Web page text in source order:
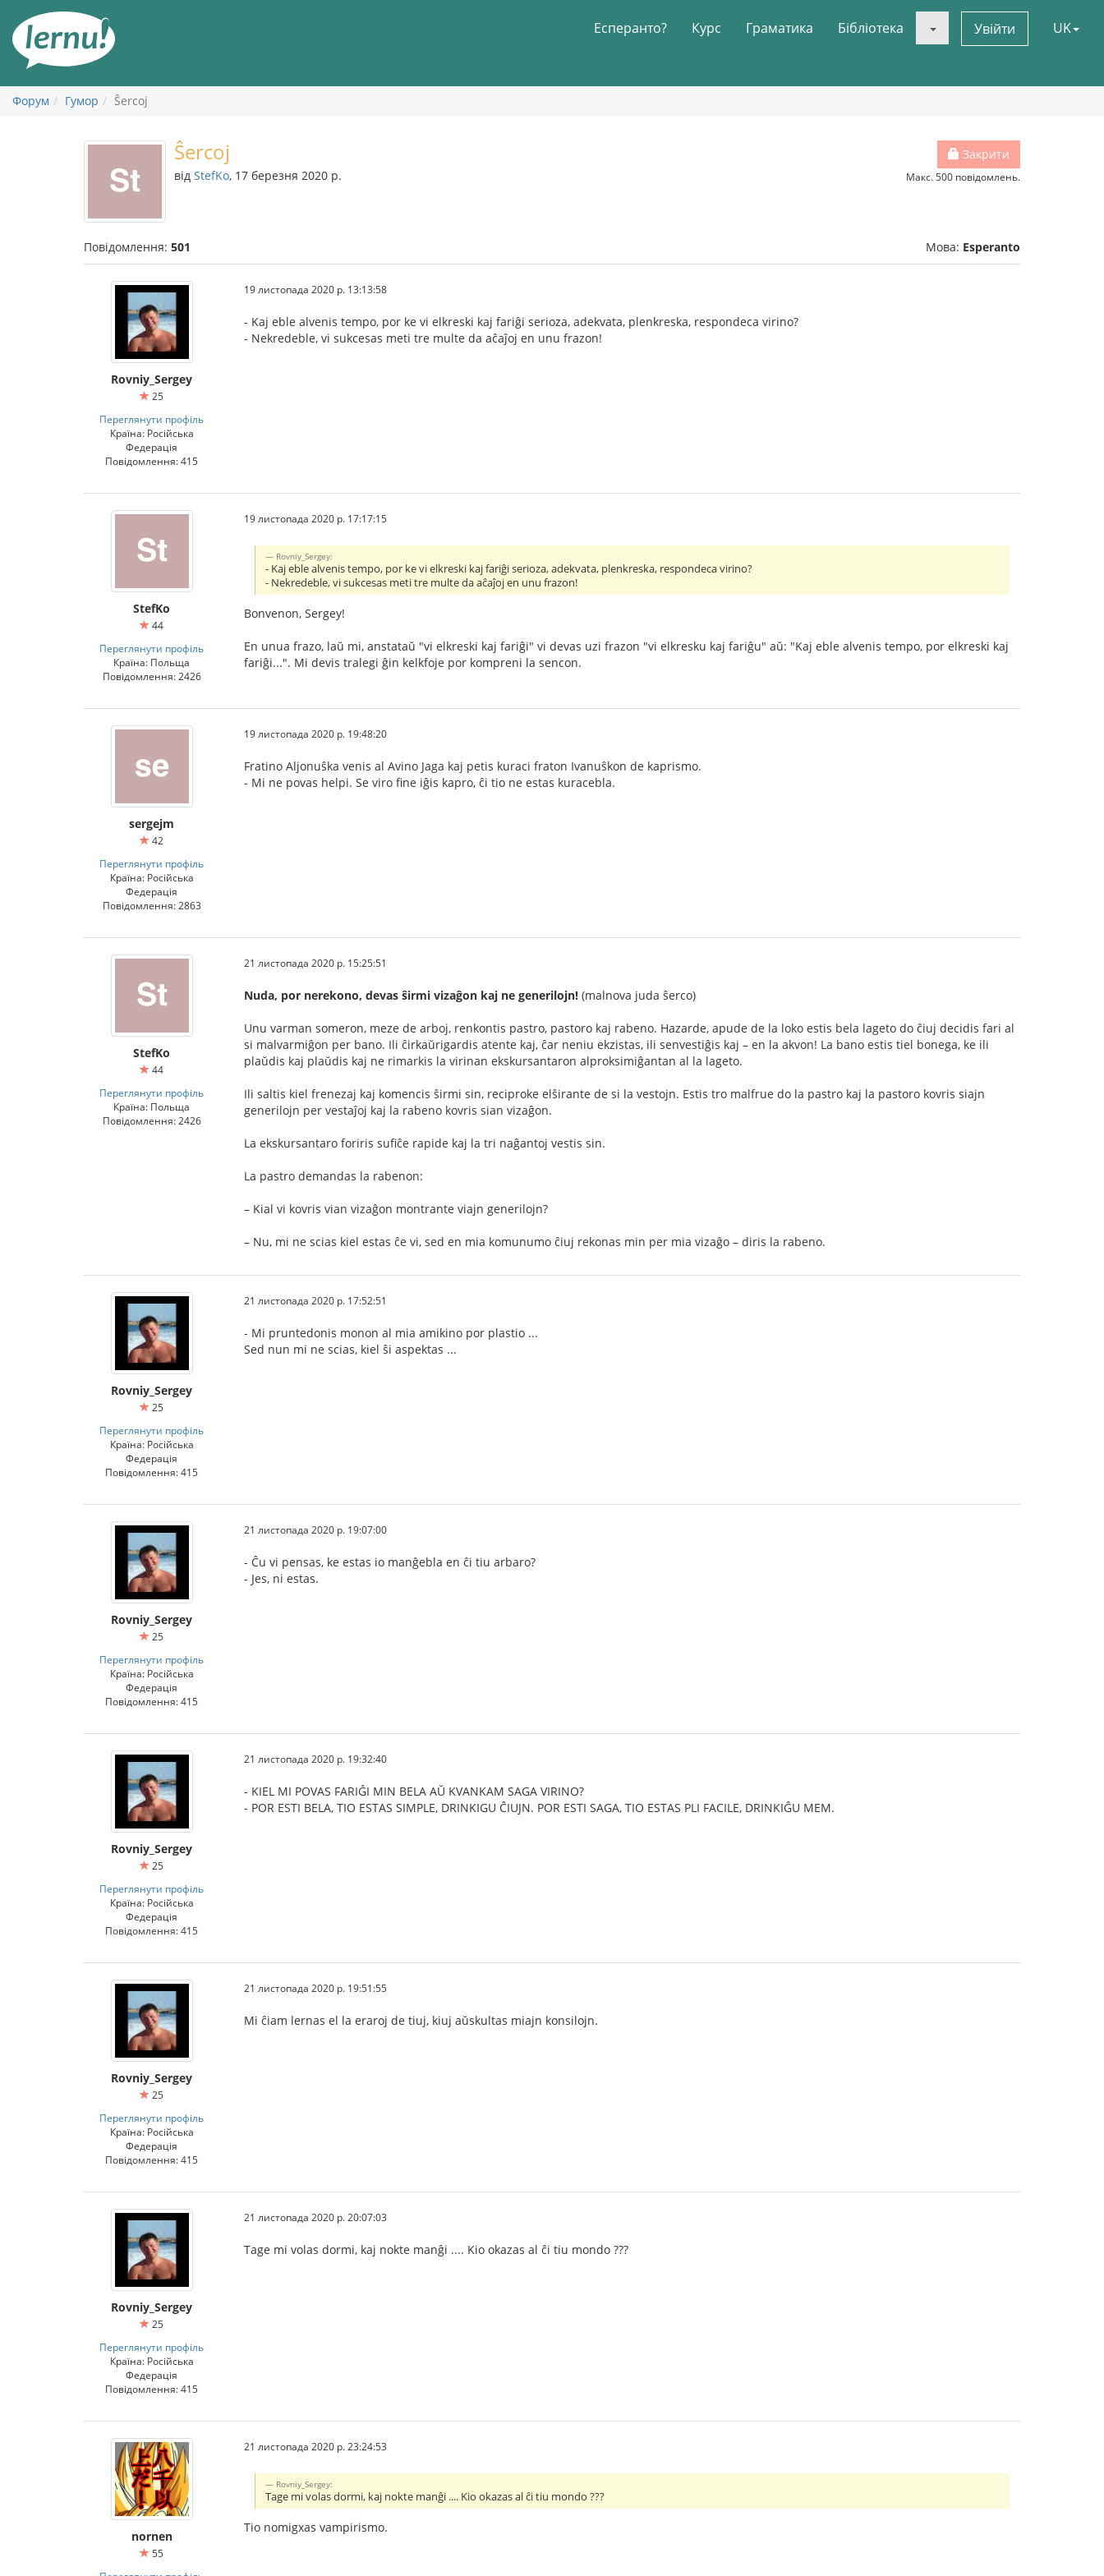
змісту
Есперанто? Курс Граматика Бібліотека Увійти UK
Форум Гумор Ŝercoj
Закрити
Макс. 500 повідомлень.
Ŝercoj
від StefKo, 17 березня 2020 р.
Повідомлення: 501 Мова: Esperanto
Rovniy_Sergey
25
Переглянути профіль
Країна: Російська
Федерація
Повідомлення: 415
19 листопада 2020 р. 13:13:58
- Kaj eble alvenis tempo, por ke vi elkreski kaj fariĝi serioza, adekvata, plenkreska, respondeca virino?
- Nekredeble, vi sukcesas meti tre multe da aĉaĵoj en unu frazon!
StefKo
44
Переглянути профіль
Країна: Польща
Повідомлення: 2426
19 листопада 2020 р. 17:17:15
Rovniy_Sergey:
- Kaj eble alvenis tempo, por ke vi elkreski kaj fariĝi serioza, adekvata, plenkreska, respondeca virino?
- Nekredeble, vi sukcesas meti tre multe da aĉaĵoj en unu frazon!
Bonvenon, Sergey!
En unua frazo, laŭ mi, anstataŭ "vi elkreski kaj fariĝi" vi devas uzi frazon "vi elkresku kaj fariĝu" aŭ: "Kaj eble alvenis tempo, por elkreski kaj
fariĝi...". Mi devis tralegi ĝin kelkfoje por kompreni la sencon.
sergejm
42
Переглянути профіль
Країна: Російська
Федерація
Повідомлення: 2863
19 листопада 2020 р. 19:48:20
Fratino Aljonuŝka venis al Avino Jaga kaj petis kuraci fraton Ivanuŝkon de kaprismo.
- Mi ne povas helpi. Se viro fine iĝis kapro, ĉi tio ne estas kuracebla.
StefKo
44
Переглянути профіль
Країна: Польща
Повідомлення: 2426
21 листопада 2020 р. 15:25:51
Nuda, por nerekono, devas ŝirmi vizaĝon kaj ne generilojn! (malnova juda ŝerco)
Unu varman someron, meze de arboj, renkontis pastro, pastoro kaj rabeno. Hazarde, apude de la loko estis bela lageto do ĉiuj decidis fari al
si malvarmiĝon per bano. Ili ĉirkaŭrigardis atente kaj, ĉar neniu ekzistas, ili senvestiĝis kaj – en la akvon! La bano estis tiel bonega, ke ili
plaŭdis kaj plaŭdis kaj ne rimarkis la virinan ekskursantaron alproksimiĝantan al la lageto.
Ili saltis kiel frenezaj kaj komencis ŝirmi sin, reciproke elŝirante de si la vestojn. Estis tro malfrue do la pastro kaj la pastoro kovris siajn
generilojn per vestaĵoj kaj la rabeno kovris sian vizaĝon.
La ekskursantaro foriris sufiĉe rapide kaj la tri naĝantoj vestis sin.
La pastro demandas la rabenon:
– Kial vi kovris vian vizaĝon montrante viajn generilojn?
– Nu, mi ne scias kiel estas ĉe vi, sed en mia komunumo ĉiuj rekonas min per mia vizaĝo – diris la rabeno.
Rovniy_Sergey
25
Переглянути профіль
Країна: Російська
Федерація
Повідомлення: 415
21 листопада 2020 р. 17:52:51
- Mi pruntedonis monon al mia amikino por plastio ...
Sed nun mi ne scias, kiel ŝi aspektas ...
Rovniy_Sergey
25
Переглянути профіль
Країна: Російська
Федерація
Повідомлення: 415
21 листопада 2020 р. 19:07:00
- Ĉu vi pensas, ke estas io manĝebla en ĉi tiu arbaro?
- Jes, ni estas.
Rovniy_Sergey
25
Переглянути профіль
Країна: Російська
Федерація
Повідомлення: 415
21 листопада 2020 р. 19:32:40
- KIEL MI POVAS FARIĜI MIN BELA AŬ KVANKAM SAGA VIRINO?
- POR ESTI BELA, TIO ESTAS SIMPLE, DRINKIGU ĈIUJN. POR ESTI SAGA, TIO ESTAS PLI FACILE, DRINKIĜU MEM.
Rovniy_Sergey
25
Переглянути профіль
Країна: Російська
Федерація
Повідомлення: 415
21 листопада 2020 р. 19:51:55
Mi ĉiam lernas el la eraroj de tiuj, kiuj aŭskultas miajn konsilojn.
Rovniy_Sergey
25
Переглянути профіль
Країна: Російська
Федерація
Повідомлення: 415
21 листопада 2020 р. 20:07:03
Tage mi volas dormi, kaj nokte manĝi .... Kio okazas al ĉi tiu mondo ???
nornen
55
21 листопада 2020 р. 23:24:53
Rovniy_Sergey:
Tage mi volas dormi, kaj nokte manĝi .... Kio okazas al ĉi tiu mondo ???
Tio nomigxas vampirismo.